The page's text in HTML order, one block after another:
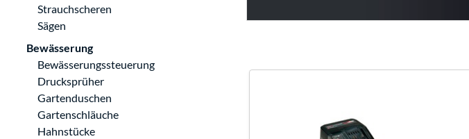
Strauchscheren
Sägen
Bewässerung
Bewässerungssteuerung
Drucksprüher
Gartenduschen
Gartenschläuche
Hahnstücke